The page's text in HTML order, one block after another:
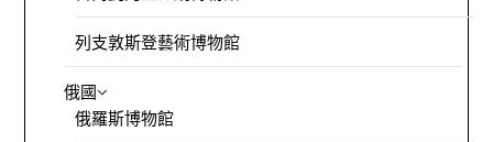
列支敦斯登藝術博物館
俄國
俄羅斯博物館